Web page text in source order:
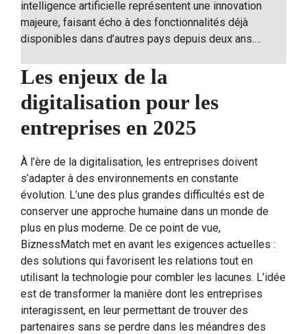
intelligence artificielle représentent une innovation
majeure, faisant écho à des fonctionnalités déjà
disponibles dans d’autres pays depuis deux ans.…
Les enjeux de la
digitalisation pour les
entreprises en 2025
À l’ère de la digitalisation, les entreprises doivent
s’adapter à des environnements en constante
évolution. L’une des plus grandes difficultés est de
conserver une approche humaine dans un monde de
plus en plus moderne. De ce point de vue,
BiznessMatch met en avant les exigences actuelles :
des solutions qui favorisent les relations tout en
utilisant la technologie pour combler les lacunes. L’idée
est de transformer la manière dont les entreprises
interagissent, en leur permettant de trouver des
partenaires sans se perdre dans les méandres des